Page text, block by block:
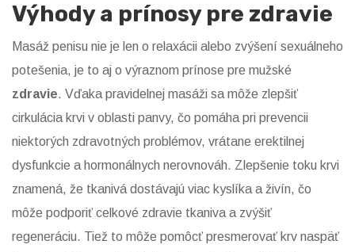
Výhody a prínosy pre zdravie
Masáž penisu nie je len o relaxácii alebo zvýšení sexuálneho
potešenia, je to aj o výraznom prínose pre mužské
zdravie. Vďaka pravidelnej masáži sa môže zlepšiť
cirkulácia krvi v oblasti panvy, čo pomáha pri prevencii
niektorých zdravotných problémov, vrátane erektilnej
dysfunkcie a hormonálnych nerovnováh. Zlepšenie toku krvi
znamená, že tkanivá dostávajú viac kyslíka a živín, čo
môže podporiť celkové zdravie tkaniva a zvýšiť
regeneráciu. Tiež to môže pomôcť presmerovať krv naspäť